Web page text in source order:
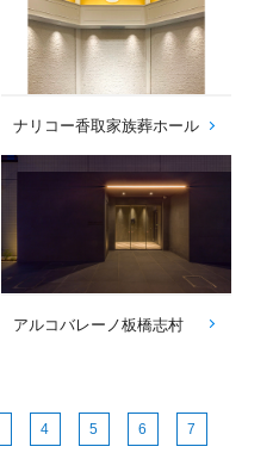
ナリコー香取家族葬ホール
アルコバレーノ板橋志村
4 5 6 7